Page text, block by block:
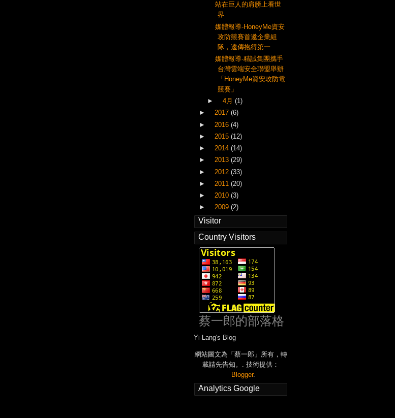
站在巨人的肩膀上看世
界
媒體報導-HoneyMe資安
攻防競賽首邀企業組
隊，遠傳抱得第一
媒體報導-精誠集團攜手
台灣雲端安全聯盟舉辦
「HoneyMe資安攻防電
競賽」
►
4月 (1)
►
2017 (6)
►
2016 (4)
►
2015 (12)
►
2014 (14)
►
2013 (29)
►
2012 (33)
►
2011 (20)
►
2010 (3)
►
2009 (2)
Visitor
Country Visitors
蔡一郎的部落格
Yi-Lang's Blog
網站圖文為「蔡一郎」所有，轉
載請先告知。. 技術提供：
Blogger.
Analytics Google